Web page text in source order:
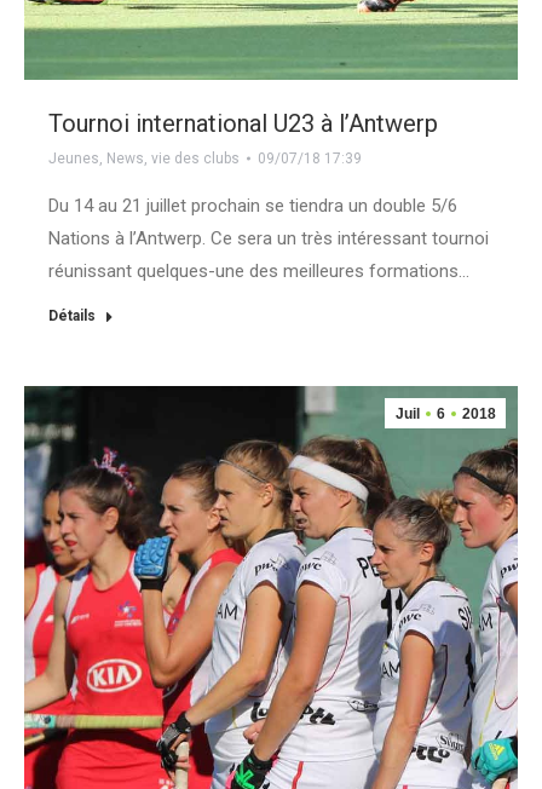
Tournoi international U23 à l’Antwerp
Jeunes, News, vie des clubs 09/07/18 17:39
Du 14 au 21 juillet prochain se tiendra un double 5/6
Nations à l’Antwerp. Ce sera un très intéressant tournoi
réunissant quelques-une des meilleures formations…
Détails
Juil 6 2018